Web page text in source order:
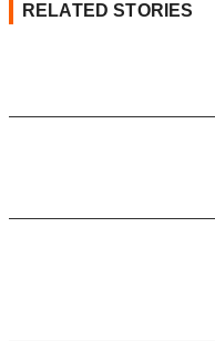
RELATED STORIES